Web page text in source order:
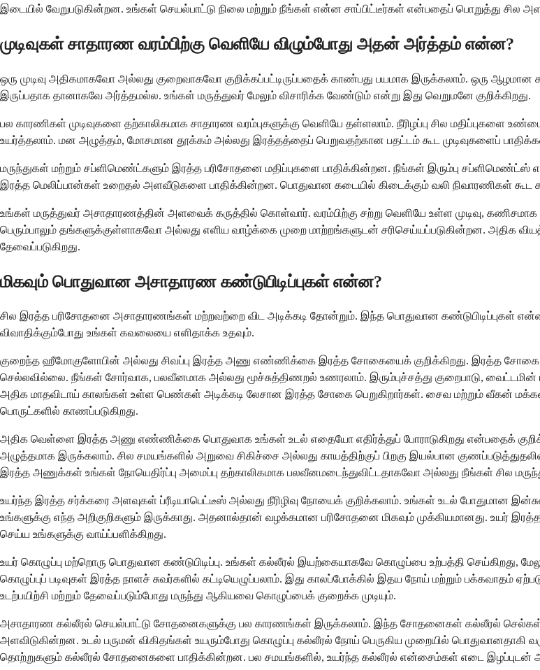
இடையில் வேறுபடுகின்றன. உங்கள் செயல்பாட்டு நிலை மற்றும் நீங்கள் என்ன சாப்பிட்டீர்கள் என்பதைப் பொறுத்து சில
முடிவுகள் சாதாரண வரம்பிற்கு வெளியே விழும்போது அதன் அர்த்தம் என்ன?
ஒரு முடிவு அதிகமாகவோ அல்லது குறைவாகவோ குறிக்கப்பட்டிருப்பதைக் காண்பது பயமாக இருக்கலாம். ஒரு ஆழமான
இருப்பதாக தானாகவே அர்த்தமல்ல. உங்கள் மருத்துவர் மேலும் விசாரிக்க வேண்டும் என்று இது வெறுமனே குறிக்கிறது.
பல காரணிகள் முடிவுகளை தற்காலிகமாக சாதாரண வரம்புகளுக்கு வெளியே தள்ளலாம். நீரிழப்பு சில மதிப்புகளை
உயர்த்தலாம். மன அழுத்தம், மோசமான தூக்கம் அல்லது இரத்தத்தைப் பெறுவதற்கான பதட்டம் கூட முடிவுகளைப்
மருந்துகள் மற்றும் சப்ளிமெண்ட்களும் இரத்த பரிசோதனை மதிப்புகளை பாதிக்கின்றன. நீங்கள் இரும்பு
இரத்த மெலிப்பான்கள் உறைதல் அளவீடுகளை பாதிக்கின்றன. பொதுவான கடையில் கிடைக்கும் வலி நிவாரணிகள்
உங்கள் மருத்துவர் அசாதாரணத்தின் அளவைக் கருத்தில் கொள்வார். வரம்பிற்கு சற்று வெளியே உள்ள முடிவு, கணிசமாக
பெரும்பாலும் தங்களுக்குள்ளாகவோ அல்லது எளிய வாழ்க்கை முறை மாற்றங்களுடன் சரிசெய்யப்படுகின்றன. அதிக
தேவைப்படுகிறது.
மிகவும் பொதுவான அசாதாரண கண்டுபிடிப்புகள் என்ன?
சில இரத்த பரிசோதனை அசாதாரணங்கள் மற்றவற்றை விட அடிக்கடி தோன்றும். இந்த பொதுவான கண்டுபிடிப்புகள் என்ன
விவாதிக்கும்போது உங்கள் கவலையை எளிதாக்க உதவும்.
குறைந்த ஹீமோகுளோபின் அல்லது சிவப்பு இரத்த அணு எண்ணிக்கை இரத்த சோகையைக் குறிக்கிறது. இரத்த
செல்லவில்லை. நீங்கள் சோர்வாக, பலவீனமாக அல்லது மூச்சுத்திணறல் உணரலாம். இரும்புச்சத்து குறைபாடு,
அதிக மாதவிடாய் காலங்கள் உள்ள பெண்கள் அடிக்கடி லேசான இரத்த சோகை பெறுகிறார்கள். சைவ மற்றும் வீகன் மக்கள்
பொருட்களில் காணப்படுகிறது.
அதிக வெள்ளை இரத்த அணு எண்ணிக்கை பொதுவாக உங்கள் உடல் எதையோ எதிர்த்துப் போராடுகிறது என்பதைக்
அழுத்தமாக இருக்கலாம். சில சமயங்களில் அறுவை சிகிச்சை அல்லது காயத்திற்குப் பிறகு இயல்பான
இரத்த அணுக்கள் உங்கள் நோயெதிர்ப்பு அமைப்பு தற்காலிகமாக பலவீனமடைந்துவிட்டதாகவோ அல்லது நீங்கள் சில
உயர்ந்த இரத்த சர்க்கரை அளவுகள் ப்ரீடியாபெட்டீஸ் அல்லது நீரிழிவு நோயைக் குறிக்கலாம். உங்கள் உடல் போதுமான
உங்களுக்கு எந்த அறிகுறிகளும் இருக்காது. அதனால்தான் வழக்கமான பரிசோதனை மிகவும் முக்கியமானது. உயர்
செய்ய உங்களுக்கு வாய்ப்பளிக்கிறது.
உயர் கொழுப்பு மற்றொரு பொதுவான கண்டுபிடிப்பு. உங்கள் கல்லீரல் இயற்கையாகவே கொழுப்பை உற்பத்தி செய்கிறது,
கொழுப்புப் படிவுகள் இரத்த நாளச் சுவர்களில் கட்டியெழுப்பலாம். இது காலப்போக்கில் இதய நோய் மற்றும் பக்கவாதம்
உடற்பயிற்சி மற்றும் தேவைப்படும்போது மருந்து ஆகியவை கொழுப்பைக் குறைக்க முடியும்.
அசாதாரண கல்லீரல் செயல்பாட்டு சோதனைகளுக்கு பல காரணங்கள் இருக்கலாம். இந்த சோதனைகள் கல்லீரல்
அளவிடுகின்றன. உடல் பருமன் விகிதங்கள் உயரும்போது கொழுப்பு கல்லீரல் நோய் பெருகிய முறையில் பொதுவானதாகி
தொற்றுகளும் கல்லீரல் சோதனைகளை பாதிக்கின்றன. பல சமயங்களில், உயர்ந்த கல்லீரல் என்சைம்கள் எடை இழப்புடன்